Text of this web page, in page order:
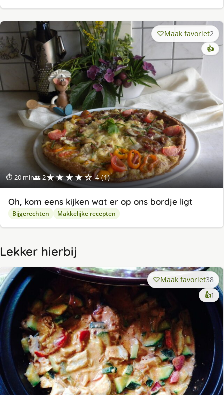
⏱ 20 min👥 2★★★★☆ 4 (1)
Maak favoriet2
👍
Oh, kom eens kijken wat er op ons bordje ligt
Bijgerechten Makkelijke recepten
Lekker hierbij
Maak favoriet38
👍1